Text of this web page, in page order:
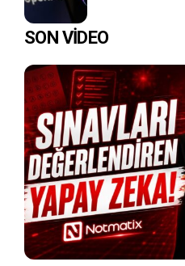
SON VİDEO